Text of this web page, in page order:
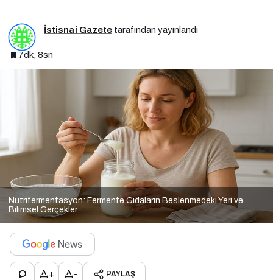
İstisnai Gazete tarafından yayınlandı
7dk, 8sn
Nutrifermentasyon: Fermente Gıdaların Beslenmedeki Yeri ve
Bilimsel Gerçekler
+ - PAYLAŞ